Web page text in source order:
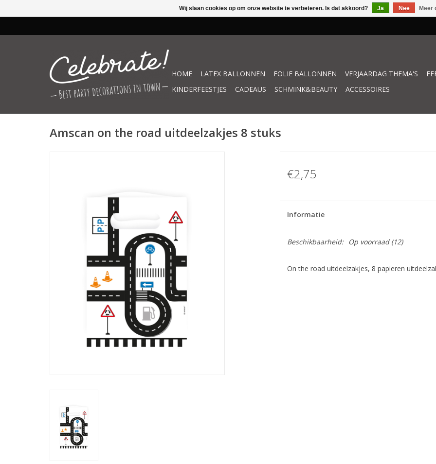
HOME LATEX BALLONNEN FOLIE BALLONNEN VERJAARDAG THEMA'S
KINDERFEESTJES
CADEAUS SCHMINK&BEAUTY ACCESSOIRES
Amscan on the road uitdeelzakjes 8 stuks
€2,75
Informatie
Beschikbaarheid: Op voorraad(12)
On the road uitdeelzakjes, 8 papieren
Wij slaan cookies op om onze website te verbeteren. Is dat akkoord? Ja Nee Meer